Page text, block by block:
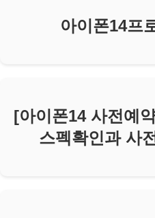
아이폰14프
[아이폰14 사전예
스펙확인과 사